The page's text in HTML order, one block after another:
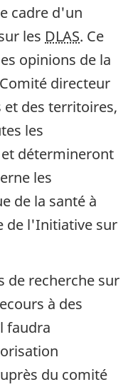
cadre d'un
les DLAS. Ce
opinions de la
directeur
et des territoires,
les
détermineront
les
de la santé à
de l'Initiative sur
de recherche sur
à des
faudra
du comité